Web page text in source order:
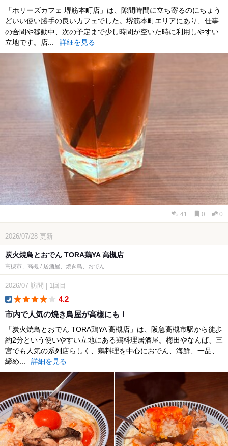
「ホリーズカフェ 堺筋本町店」は、隙間時間に立ち寄るのにちょう
どいい使い勝手の良いカフェでした。堺筋本町エリアにあり、仕事
の合間や移動中、次の予定まで少し時間が空いた時に利用しやすい
立地です。店...
詳細を見る
41 0 0
2026/07/28 更新
炭火焼鳥とおでん TORA鶏YA 高槻店
高槻市、高槻 / 居酒屋、焼き鳥、おでん
2026/07 訪問 1回目
4.2
市内で人気の焼き鳥屋が高槻にも！
「炭火焼鳥とおでん TORA鶏YA 高槻店」は、阪急高槻市駅から徒歩
約2分という使いやすい立地にある鶏料理居酒屋。梅田やなんば、三
宮でも人気の系列店らしく、鶏料理を中心におでん、海鮮、一品、
締め...
詳細を見る